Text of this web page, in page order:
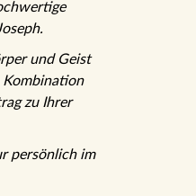
und Geist
zu Ihrer
persönlich im